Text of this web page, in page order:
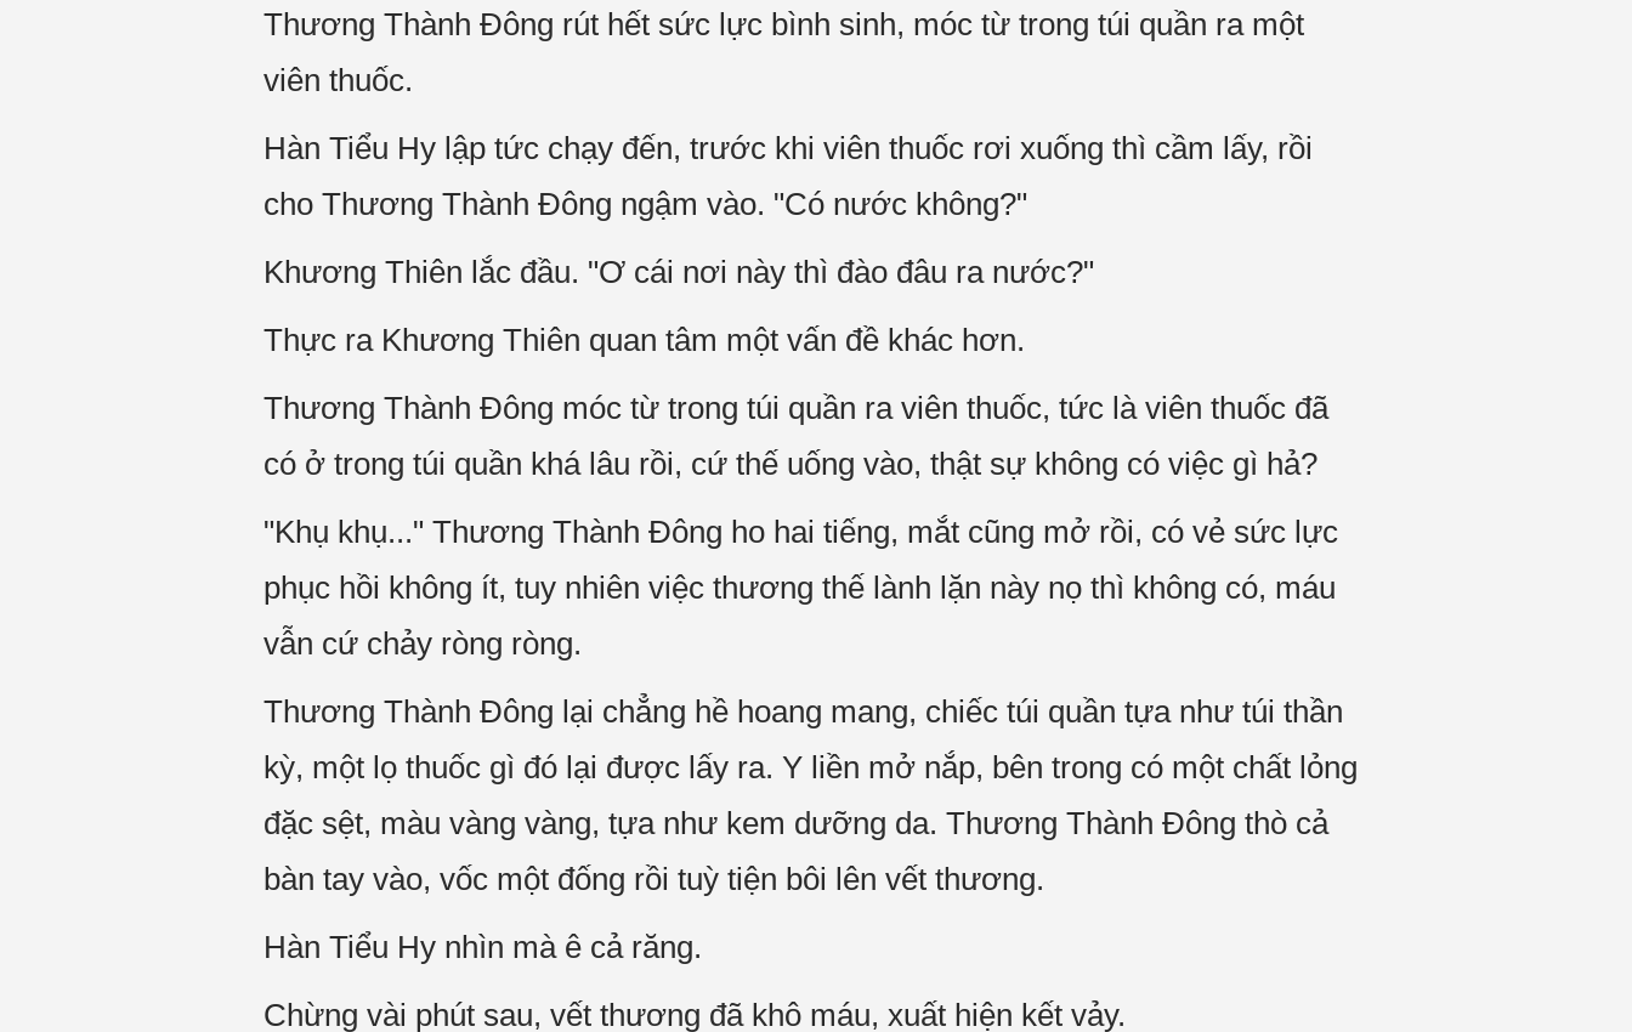
Thương Thành Đông rút hết sức lực bình sinh, móc từ trong túi quần ra một
viên thuốc.
Hàn Tiểu Hy lập tức chạy đến, trước khi viên thuốc rơi xuống thì cầm lấy, rồi
cho Thương Thành Đông ngậm vào. "Có nước không?"
Khương Thiên lắc đầu. "Ơ cái nơi này thì đào đâu ra nước?"
Thực ra Khương Thiên quan tâm một vấn đề khác hơn.
Thương Thành Đông móc từ trong túi quần ra viên thuốc, tức là viên thuốc đã
có ở trong túi quần khá lâu rồi, cứ thế uống vào, thật sự không có việc gì hả?
"Khụ khụ..." Thương Thành Đông ho hai tiếng, mắt cũng mở rồi, có vẻ sức lực
phục hồi không ít, tuy nhiên việc thương thế lành lặn này nọ thì không có, máu
vẫn cứ chảy ròng ròng.
Thương Thành Đông lại chẳng hề hoang mang, chiếc túi quần tựa như túi thần
kỳ, một lọ thuốc gì đó lại được lấy ra. Y liền mở nắp, bên trong có một chất lỏng
đặc sệt, màu vàng vàng, tựa như kem dưỡng da. Thương Thành Đông thò cả
bàn tay vào, vốc một đống rồi tuỳ tiện bôi lên vết thương.
Hàn Tiểu Hy nhìn mà ê cả răng.
Chừng vài phút sau, vết thương đã khô máu, xuất hiện kết vảy.